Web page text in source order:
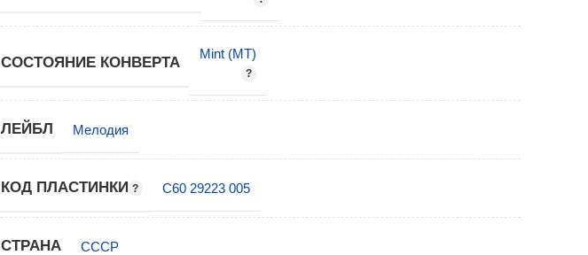
СОСТОЯНИЕ КОНВЕРТА
Mint (MT)
ЛЕЙБЛ Мелодия
КОД ПЛАСТИНКИ С60 29223 005
СТРАНА СССР